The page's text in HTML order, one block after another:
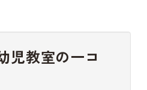
児教室の一コ